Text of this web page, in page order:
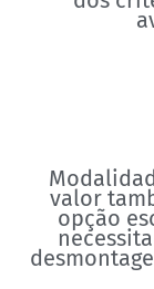
valor
opção